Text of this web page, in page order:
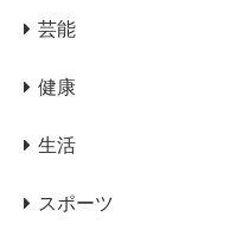
芸能
健康
生活
スポーツ